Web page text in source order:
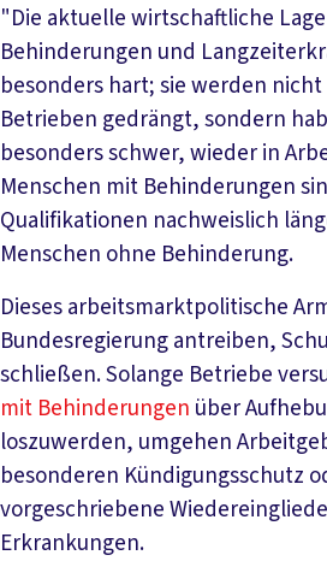
"Die aktuelle wirtschaftliche
Behinderungen und
besonders hart; sie werden
Betrieben gedrängt, sondern
besonders schwer, wieder in
Menschen mit Behinderungen
Qualifikationen nachweislich
Menschen ohne Behinderung.
Dieses arbeitsmarktpolitische
Bundesregierung antreiben,
schließen. Solange Betriebe
mit Behinderungen über
loszuwerden, umgehen
besonderen Kündigungsschutz
vorgeschriebene
Erkrankungen.